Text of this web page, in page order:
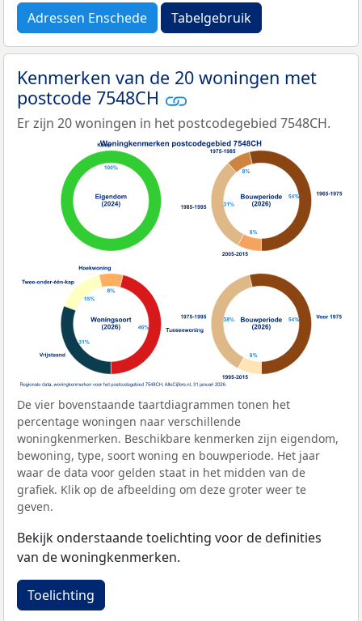
Adressen Enschede Tabelgebruik
Kenmerken van de 20 woningen met
postcode 7548CH
Er zijn 20 woningen in het postcodegebied 7548CH.
De vier bovenstaande taartdiagrammen tonen het
percentage woningen naar verschillende
woningkenmerken. Beschikbare kenmerken zijn eigendom,
bewoning, type, soort woning en bouwperiode. Het jaar
waar de data voor gelden staat in het midden van de
grafiek. Klik op de afbeelding om deze groter weer te
geven.
Bekijk onderstaande toelichting voor de definities
van de woningkenmerken.
Toelichting